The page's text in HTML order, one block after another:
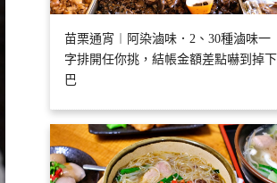
苗栗通宵︱阿染滷味．2、30種滷味一
字排開任你挑，結帳金額差點嚇到掉下
巴